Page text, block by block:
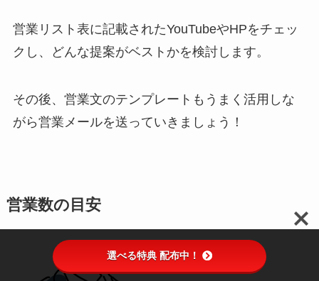
営業リスト表に記載されたYouTubeやHPをチェッ
クし、どんな提案がベストかを検討します。
その後、営業文のテンプレートもうまく活用しな
がら営業メールを送っていきましょう！
営業数の目安
選べる特典 配布中！